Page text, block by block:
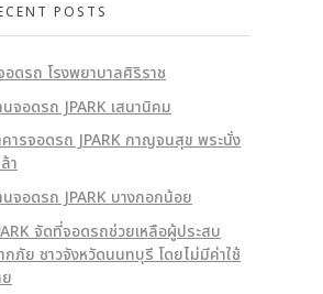
POSTS
อดรถ โรงพยาบาลศิริราช​
นจอดรถ JPARK เสนานิคม
คารจอดรถ JPARK กาญจนสุข พระนั่ง
า
นจอดรถ JPARK บางกอกน้อย
จัดที่จอดรถช่วยเหลือผู้ประสบ
กภัย ชาวจังหวัดนนทบุรี โดยไม่มีค่าใช้